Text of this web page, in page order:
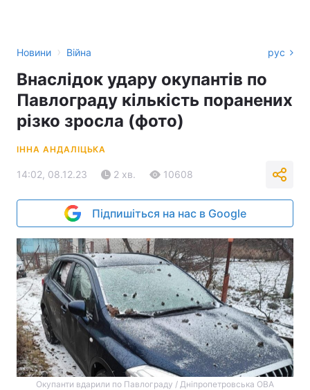
Новини › Війна рус
Внаслідок удару окупантів по
Павлограду кількість поранених
різко зросла (фото)
ІННА АНДАЛІЦЬКА
14:02, 08.12.23 2 хв. 10608
Підпишіться на нас в Google
Окупанти вдарили по Павлограду / Дніпропетровська ОВА